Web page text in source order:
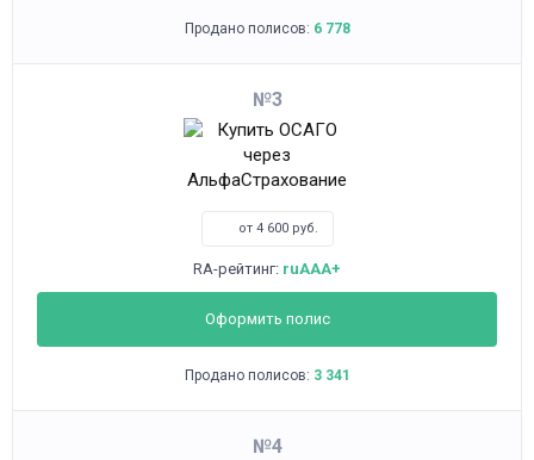
Продано полисов: 6 778
3
от 4 600 руб.
RA-рейтинг: ruAAA+
Оформить полис
Продано полисов: 3 341
4